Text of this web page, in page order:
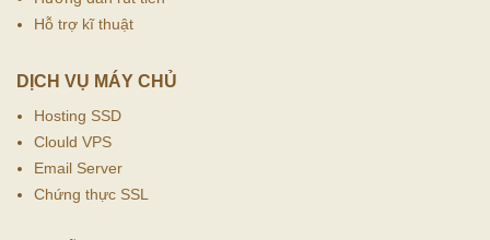
Hỗ trợ kĩ thuật
DỊCH VỤ MÁY CHỦ
Hosting SSD
Clould VPS
Email Server
Chứng thực SSL